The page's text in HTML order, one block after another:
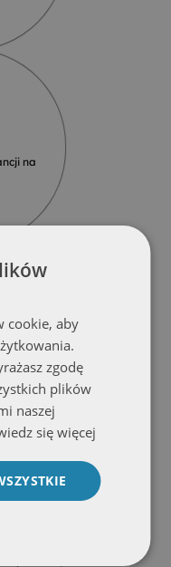
na
cookie, aby
zgodę
plików
naszej
się więcej